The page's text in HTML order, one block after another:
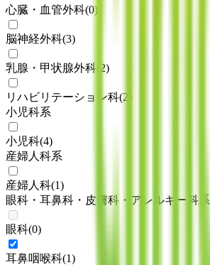
心臓・血管外科(0)
脳神経外科(3)
乳腺・甲状腺外科 2)
リハビリテーション科(2
小児科系
小児科(4)
産婦人科系
産婦人科(1)
眼科・耳鼻科・皮膚科・アレルギー科系
眼科(0)
耳鼻咽喉科(1)